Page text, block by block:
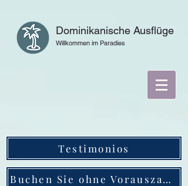
Dominikanische Ausflüge
Willkommen im Paradies
Testimonios
Buchen Sie ohne Vorauszahlung